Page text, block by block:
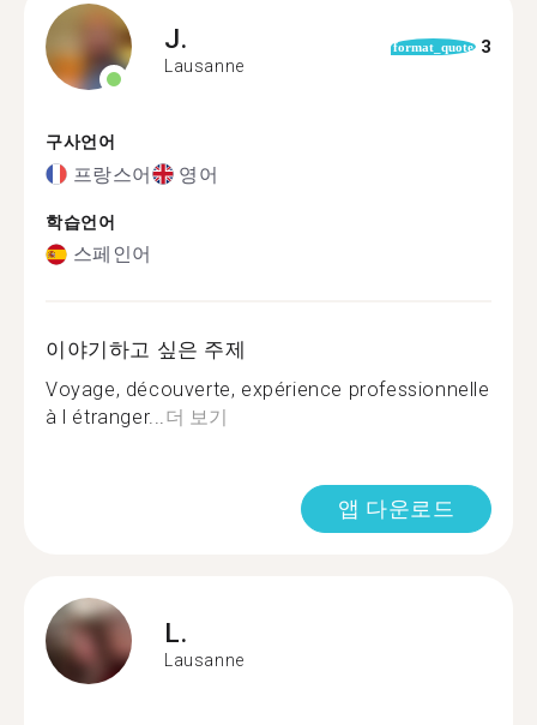
J.
Lausanne
format_quote 3
구사언어
프랑스어 영어
학습언어
스페인어
이야기하고 싶은 주제
Voyage, découverte, expérience professionnelle
à l étranger...더 보기
앱 다운로드
L.
Lausanne